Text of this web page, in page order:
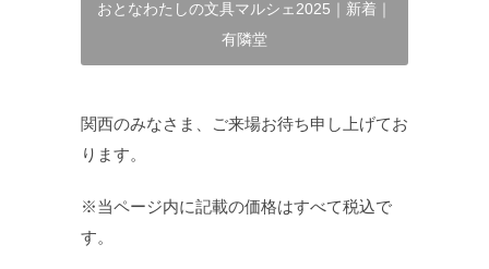
おとなわたしの文具マルシェ2025｜新着｜
有隣堂
関西のみなさま、ご来場お待ち申し上げてお
ります。
※当ページ内に記載の価格はすべて税込で
す。